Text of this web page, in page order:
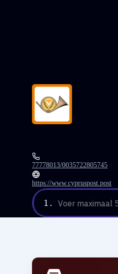
77778013/0035722805745
https://www.cypruspost.post
1. Voer maximaal